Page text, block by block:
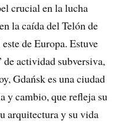
crucial en la lucha
la caída del Telón de
de Europa. Estuve
actividad subversiva,
Gdańsk es una ciudad
y cambio, que refleja su
arquitectura y su vida